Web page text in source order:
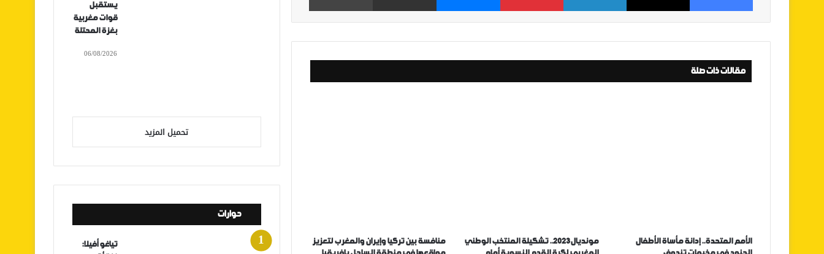
مقالات ذات صلة
الأمم المتحدة.. إدانة مأساة الأطفال
مونديال2023.. تشكيلة المنتخب الوطني
منافسة بين تركيا وإيران والمغرب لتعزيز
يستقبل
قوات مغربية
بغزة المحتلة
06/08/2026
تحميل المزيد
حوارات
تياغو أفيلا: